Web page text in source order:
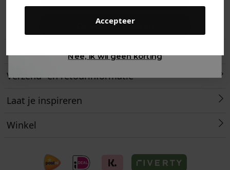
Accepteer
Verzend- en retourinformatie
Laat je inspireren
Winkel
Gewoon rondkijken
Nee, ik wil geen korting